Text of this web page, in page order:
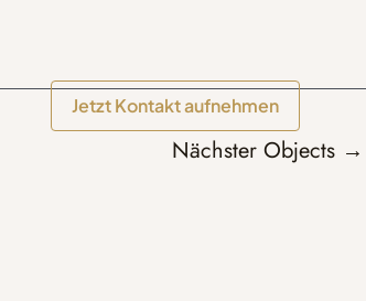
Jetzt Kontakt aufnehmen
Nächster Objects →